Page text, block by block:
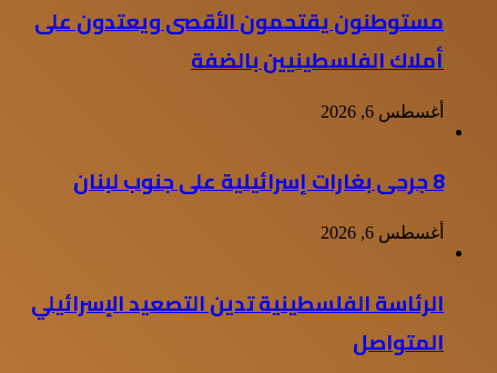
مستوطنون يقتحمون الأقصى ويعتدون على
أملاك الفلسطينيين بالضفة
أغسطس 6, 2026
8 جرحى بغارات إسرائيلية على جنوب لبنان
أغسطس 6, 2026
الرئاسة الفلسطينية تدين التصعيد الإسرائيلي
المتواصل